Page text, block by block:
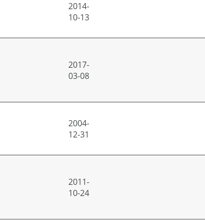
2014-
10-13
2017-
03-08
2004-
12-31
2011-
10-24